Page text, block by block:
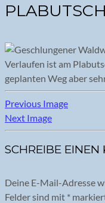
Verlaufen ist am
geplanten Weg aber
Previous Image
Next Image
SCHREIBE
Deine E-Mail-Adresse
Felder sind mit *